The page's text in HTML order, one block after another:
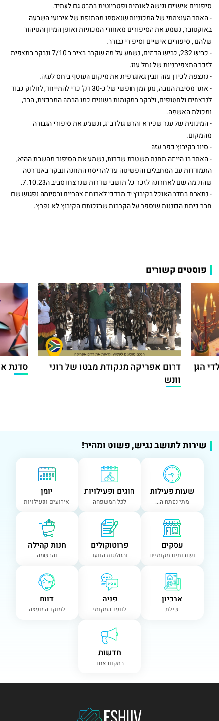
סיפורים אישיים וגישה לאומית ופטריוטית במבט גם לעתיד.
- האתר העוצמתי של המכוניות שנאספו מהתופת של אירועי השבעה
באוקטובר, נשמע את הסיפורים מאחורי המכוניות ואופן המיון והטיהור
שלהם , סיפורים אישיים וסיפורי גבורה.
- כביש 232, כביש הדמים, נשמע על מה שקרה בציר ב 7/10 ונבקר בתצפית
לזכר התצפיתניות של נחל עוז.
- נתצפת לכיוון עזה ונבין גאוגרפית את מיקום העוטף ביחס לעזה.
- אתר מסיבת הנובה, נתן זמן חופשי של כ-30 דק' כדי להתייחד, לחלוק כבוד
לנרצחים ולחטופים, ולבקר במקומות השונים כמו הבמה המרכזית, הבר,
ומכולת האשפה.
- המיגונית של ענר שפירא והרש גולדברג, ונשמע את סיפורי הגבורה
מהמקום.
- סיור בקיבוץ כפר עזה
- האתר בו הייתה תחנת משטרת שדרות, נשמע את הסיפור מהשבת ההיא,
התמודדות עם המחבלים והפשיטה עד להריסת התחנה ונבקר באנדרטה
שהוקמה שם לאחרונה לזכר כל תושבי שדרות שנרצחו סביב ה7.10.23.
- נתארח בחדר האוכל בקיבוץ יד מרדכי לארוחת צהריים ובסיומה נפגוש שם
חבר כיתת הכוננות שיספר על הקרבות שבזכותם הקיבוץ לא נפרץ.
פוסטים קשורים
הגן
דרום אפריקה מנקודת מבטו של רוני
וונש
סדנת
שירות לתושב נגיש, פשוט ומהיר!
שעות פעילות
מתי נפתח ה...
חוגים ופעילויות
לכל המשפחה
יומן
אירועים ופעילויות
עסקים
ושורותים מקומיים
פרוטוקולים
והחלטות הוועד
חנות קהילה
והרשמה
ארכיון
שילת
פניה
לוועד המקומי
דווח
למוקד המועצה
חדשות
במקום אחד